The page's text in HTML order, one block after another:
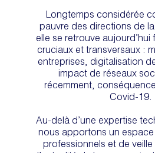
Longtemps considérée
pauvre des directions de
elle se retrouve
cruciaux et transversaux :
entreprises, digitalisation
impact de réseaux
récemment,
Covid-19.
Au-delà d’une expertise
nous apportons un espace
professionnels et de